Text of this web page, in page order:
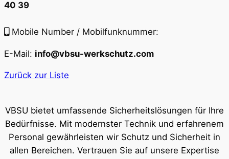
40 39
Mobile Number / Mobilfunknummer:
E-Mail: info@vbsu-werkschutz.com
Zurück zur Liste
VBSU bietet umfassende Sicherheitslösungen für Ihre
Bedürfnisse. Mit modernster Technik und erfahrenem
Personal gewährleisten wir Schutz und Sicherheit in
allen Bereichen. Vertrauen Sie auf unsere Expertise